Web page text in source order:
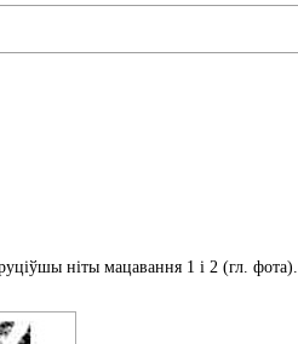
ніты мацавання 1 і 2 (гл. фота).